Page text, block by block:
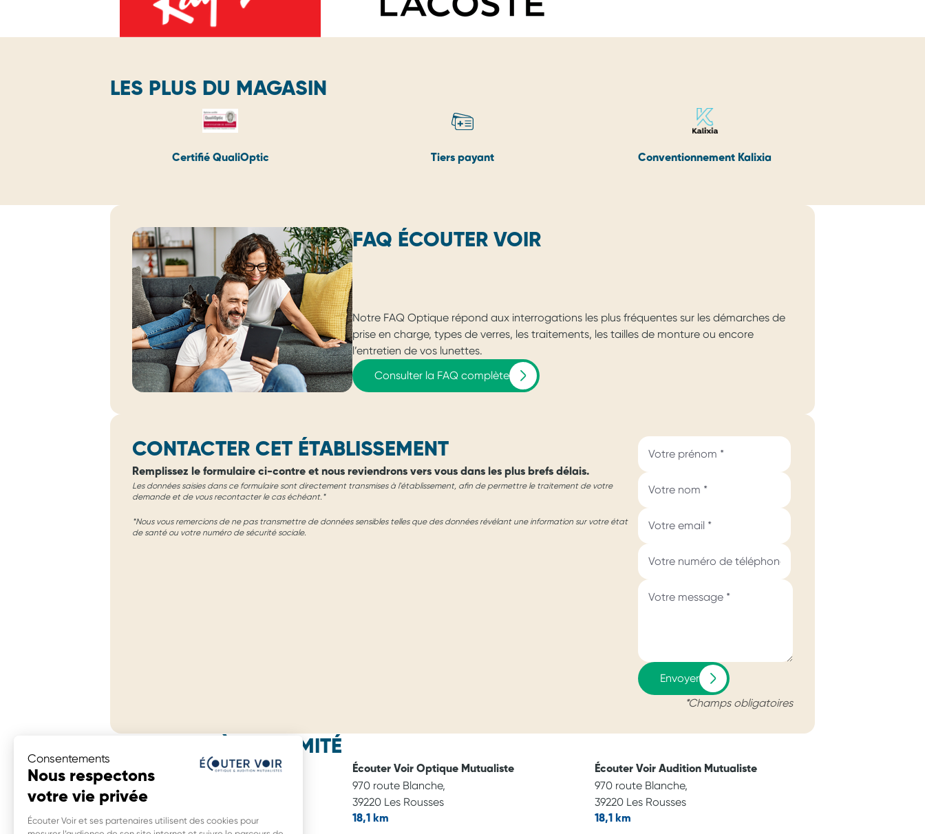
Consentements
Nous respectons
votre vie privée
Écouter Voir et ses partenaires utilisent des cookies pour
LES PLUS DU MAGASIN
Certifié QualiOptic Tiers payant Conventionnement Kalixia
FAQ ÉCOUTER VOIR
Notre FAQ Optique répond aux interrogations les plus fréquentes sur les démarches de
prise en charge, types de verres, les traitements, les tailles de monture ou encore
l’entretien de vos lunettes.
Consulter la FAQ complète
CONTACTER CET ÉTABLISSEMENT
Remplissez le formulaire ci-contre et nous reviendrons vers vous dans les plus brefs délais.
Les données saisies dans ce formulaire sont directement transmises à l'établissement, afin de permettre le traitement de votre
demande et de vous recontacter le cas échéant.*
*Nous vous remercions de ne pas transmettre de données sensibles telles que des données révélant une information sur votre état
de santé ou votre numéro de sécurité sociale.
Envoyer
*Champs obligatoires
MAGASINS À PROXIMITÉ
Écouter Voir Audition Mutualiste
4 avenue De Belfort,
39200 Saint Claude
0,0 km
Écouter Voir Optique Mutualiste
970 route Blanche,
39220 Les Rousses
18,1 km
Écouter Voir Audition Mutualiste
970 route Blanche,
39220 Les Rousses
18,1 km